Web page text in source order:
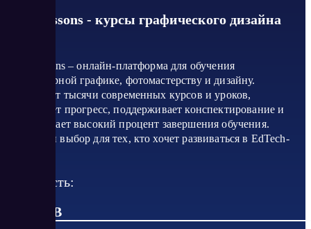
Cloudlessons - курсы графического дизайна
Cloudlessons – онлайн-платформа для обучения
компьютерной графике, фотомастерству и дизайну.
Предлагает тысячи современных курсов и уроков,
запоминает прогресс, поддерживает конспектирование и
обеспечивает высокий процент завершения обучения.
Отличный выбор для тех, кто хочет развиваться в EdTech-
Стоимость:
от 0 RUB